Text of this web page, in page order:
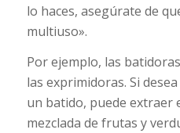
lo haces, asegúrate de
multiuso».
Por ejemplo, las
las exprimidoras. Si
un batido, puede extraer
mezclada de frutas y